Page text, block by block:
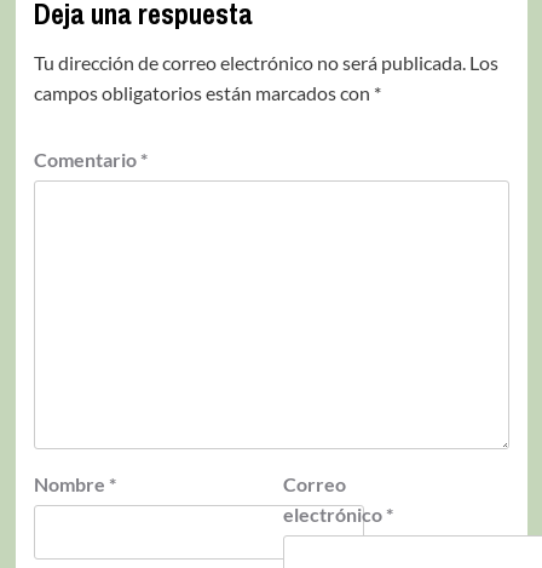
Deja una respuesta
Tu dirección de correo electrónico no será publicada. Los
campos obligatorios están marcados con *
Comentario *
Nombre *
Correo
electrónico *